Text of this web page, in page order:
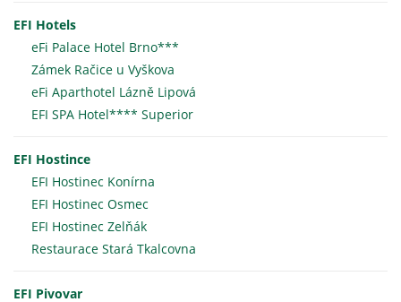
EFI Hotels
eFi Palace Hotel Brno***
Zámek Račice u Vyškova
eFi Aparthotel Lázně Lipová
EFI SPA Hotel**** Superior
EFI Hostince
EFI Hostinec Konírna
EFI Hostinec Osmec
EFI Hostinec Zelňák
Restaurace Stará Tkalcovna
EFI Pivovar